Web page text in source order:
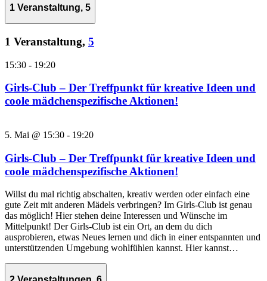
1 Veranstaltung, 5
1 Veranstaltung, 5
15:30 - 19:20
Girls-Club – Der Treffpunkt für kreative Ideen und
coole mädchenspezifische Aktionen!
5. Mai @ 15:30 - 19:20
Girls-Club – Der Treffpunkt für kreative Ideen und
coole mädchenspezifische Aktionen!
Willst du mal richtig abschalten, kreativ werden oder einfach eine
gute Zeit mit anderen Mädels verbringen? Im Girls-Club ist genau
das möglich! Hier stehen deine Interessen und Wünsche im
Mittelpunkt! Der Girls-Club ist ein Ort, an dem du dich
ausprobieren, etwas Neues lernen und dich in einer entspannten und
unterstützenden Umgebung wohlfühlen kannst. Hier kannst…